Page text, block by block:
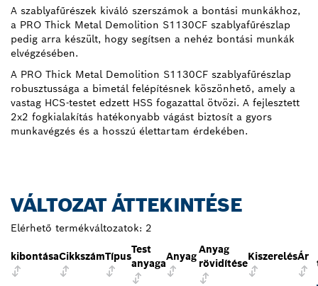
A szablyafűrészek kiváló szerszámok a bontási munkákhoz,
a PRO Thick Metal Demolition S1130CF szablyafűrészlap
pedig arra készült, hogy segítsen a nehéz bontási munkák
elvégzésében.
A PRO Thick Metal Demolition S1130CF szablyafűrészlap
robusztussága a bimetál felépítésnek köszönhető, amely a
vastag HCS-testet edzett HSS fogazattal ötvözi. A fejlesztett
2x2 fogkialakítás hatékonyabb vágást biztosít a gyors
munkavégzés és a hosszú élettartam érdekében.
VÁLTOZAT ÁTTEKINTÉSE
Elérhető termékváltozatok: 2
kibontásaCikkszámTípus
Test
anyaga
Anyag
Anyag
rövidítése
KiszerelésÁr